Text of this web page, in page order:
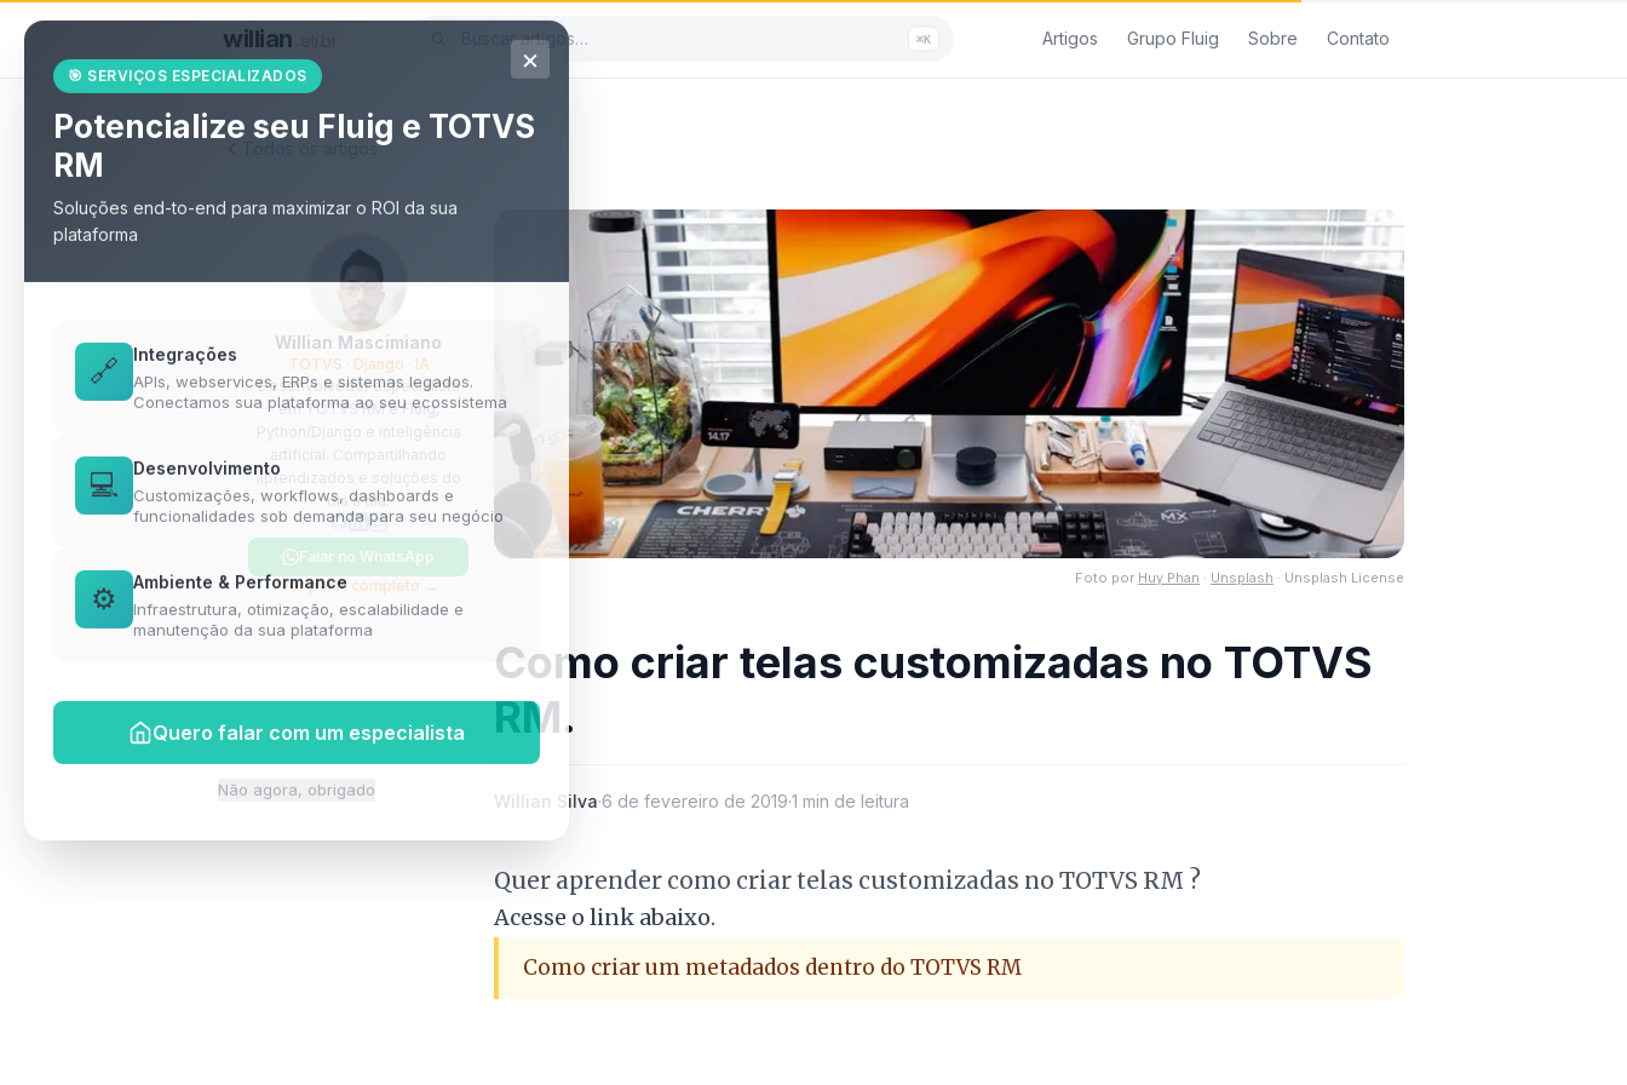
willian. ⌘K Artigos Grupo Fluig Sobre Contato
Todos os artigos
Willian Mascimiano
TOTVS · Django · IA
Desenvolvedor especialista
em TOTVS RM e Fluig,
aprendizados e soluções do
dia a dia.
Falar no WhatsApp
Ver perfil completo →
Foto por Huy Phan · Unsplash · Unsplash License
Como criar telas customizadas no TOTVS
RM.
Willian Silva·6 de fevereiro de 2019·1 min de leitura
Quer aprender como criar telas customizadas no TOTVS RM ?
Acesse o link abaixo.
Como criar um metadados dentro do TOTVS RM
×
🎯 SERVIÇOS ESPECIALIZADOS
Potencialize seu Fluig e TOTVS
RM
Soluções end-to-end para maximizar o ROI da sua
plataforma
🔗 Integrações
APIs, webservices, ERPs e sistemas legados.
Conectamos sua plataforma ao seu ecossistema
💻 Desenvolvimento
Customizações, workflows, dashboards e
funcionalidades sob demanda para seu negócio
⚙️ Ambiente & Performance
Infraestrutura, otimização, escalabilidade e
manutenção da sua plataforma
Quero falar com um especialista
Não agora, obrigado